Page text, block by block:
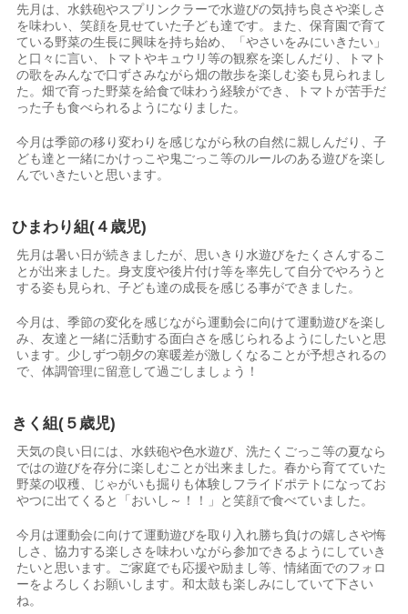
先月は、水鉄砲やスプリンクラーで水遊びの気持ち良さや楽しさ
を味わい、笑顔を見せていた子ども達です。また、保育園で育て
ている野菜の生長に興味を持ち始め、「やさいをみにいきたい」
と口々に言い、トマトやキュウリ等の観察を楽しんだり、トマト
の歌をみんなで口ずさみながら畑の散歩を楽しむ姿も見られまし
た。畑で育った野菜を給食で味わう経験ができ、トマトが苦手だ
った子も食べられるようになりました。
今月は季節の移り変わりを感じながら秋の自然に親しんだり、子
ども達と一緒にかけっこや鬼ごっこ等のルールのある遊びを楽し
んでいきたいと思います。
ひまわり組( ４歳児)
先月は暑い日が続きましたが、思いきり水遊びをたくさんするこ
とが出来ました。身支度や後片付け等を率先して自分でやろうと
する姿も見られ、子ども達の成長を感じる事ができました。
今月は、季節の変化を感じながら運動会に向けて運動遊びを楽し
み、友達と一緒に活動する面白さを感じられるようにしたいと思
います。少しずつ朝夕の寒暖差が激しくなることが予想されるの
で、体調管理に留意して過ごしましょう！
きく組( ５歳児)
天気の良い日には、水鉄砲や色水遊び、洗たくごっこ等の夏なら
ではの遊びを存分に楽しむことが出来ました。春から育てていた
野菜の収穫、じゃがいも掘りも体験しフライドポテトになってお
やつに出てくると「おいし～！！」と笑顔で食べていました。
今月は運動会に向けて運動遊びを取り入れ勝ち負けの嬉しさや悔
しさ、協力する楽しさを味わいながら参加できるようにしていき
たいと思います。ご家庭でも応援や励まし等、情緒面でのフォロ
ーをよろしくお願いします。和太鼓も楽しみにしていて下さい
ね。